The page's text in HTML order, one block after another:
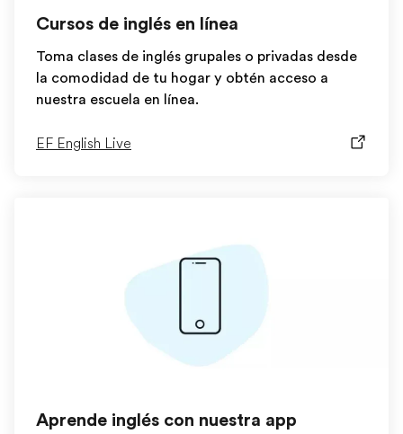
Cursos de inglés en línea
Toma clases de inglés grupales o privadas desde
la comodidad de tu hogar y obtén acceso a
nuestra escuela en línea.
EF English Live
Aprende inglés con nuestra app